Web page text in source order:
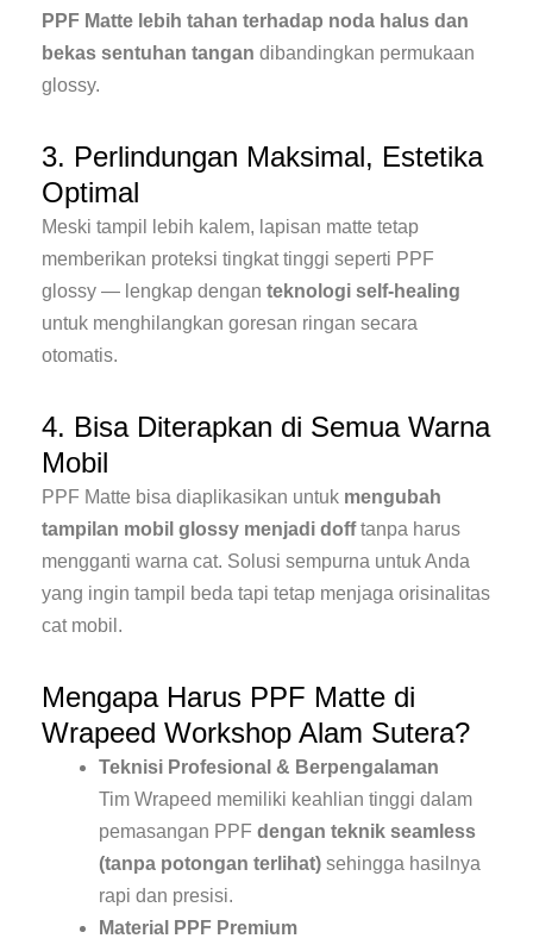
PPF Matte lebih tahan terhadap noda halus dan
bekas sentuhan tangan dibandingkan permukaan
glossy.
3. Perlindungan Maksimal, Estetika
Optimal
Meski tampil lebih kalem, lapisan matte tetap
memberikan proteksi tingkat tinggi seperti PPF
glossy — lengkap dengan teknologi self-healing
untuk menghilangkan goresan ringan secara
otomatis.
4. Bisa Diterapkan di Semua Warna
Mobil
PPF Matte bisa diaplikasikan untuk mengubah
tampilan mobil glossy menjadi dofftanpa harus
mengganti warna cat. Solusi sempurna untuk Anda
yang ingin tampil beda tapi tetap menjaga orisinalitas
cat mobil.
Mengapa Harus PPF Matte di
Wrapeed Workshop Alam Sutera?
Teknisi Profesional & Berpengalaman
Tim Wrapeed memiliki keahlian tinggi dalam
pemasangan PPF dengan teknik seamless
(tanpa potongan terlihat) sehingga hasilnya
rapi dan presisi.
Material PPF Premium